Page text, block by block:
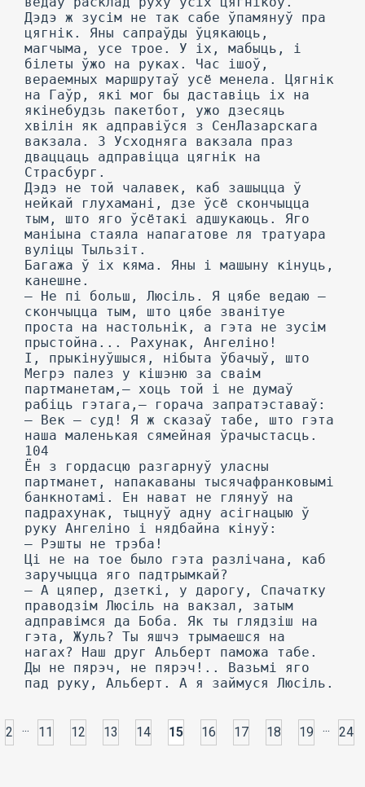
2 ... 11 12 13 14 15 16 17 18 19 ... 24